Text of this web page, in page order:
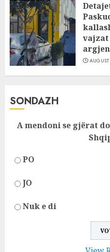
vajzat
SONDAZH
A mendoni se gjërat
PO
JO
Nuk e di